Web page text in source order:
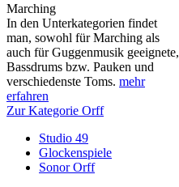
Marching
In den Unterkategorien findet
man, sowohl für Marching als
auch für Guggenmusik geeignete,
Bassdrums bzw. Pauken und
verschiedenste Toms. mehr
erfahren
Zur Kategorie Orff
Studio 49
Glockenspiele
Sonor Orff